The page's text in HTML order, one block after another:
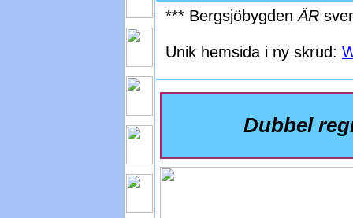
*** Bergsjöbygden ÄR
Unik hemsida i ny skrud:
Dubbel